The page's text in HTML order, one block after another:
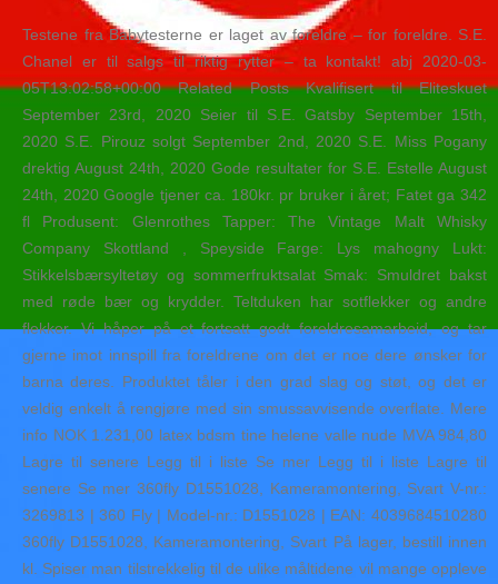
Testene fra Babytesterne er laget av foreldre – for foreldre. S.E.
Chanel er til salgs til riktig rytter – ta kontakt! abj 2020-03-
05T13:02:58+00:00 Related Posts Kvalifisert til Eliteskuet
September 23rd, 2020 Seier til S.E. Gatsby September 15th,
2020 S.E. Pirouz solgt September 2nd, 2020 S.E. Miss Pogany
drektig August 24th, 2020 Gode resultater for S.E. Estelle August
24th, 2020 Google tjener ca. 180kr. pr bruker i året; Fatet ga 342
fl Produsent: Glenrothes Tapper: The Vintage Malt Whisky
Company Skottland , Speyside Farge: Lys mahogny Lukt:
Stikkelsbærsyltetøy og sommerfruktsalat Smak: Smuldret bakst
med røde bær og krydder. Teltduken har sotflekker og andre
flekker. Vi håper på et fortsatt godt foreldresamarbeid, og tar
gjerne imot innspill fra foreldrene om det er noe dere ønsker for
barna deres. Produktet tåler i den grad slag og støt, og det er
veldig enkelt å rengjøre med sin smussavvisende overflate. Mere
info NOK 1.231,00 latex bdsm tine helene valle nude MVA 984,80
Lagre til senere Legg til i liste Se mer Legg til i liste Lagre til
senere Se mer 360fly D1551028, Kameramontering, Svart V-nr.:
3269813 | 360 Fly | Model-nr.: D1551028 | EAN: 4039684510280
360fly D1551028, Kameramontering, Svart På lager, bestill innen
kl. Spiser man tilstrekkelig til de ulike måltidene vil mange oppleve